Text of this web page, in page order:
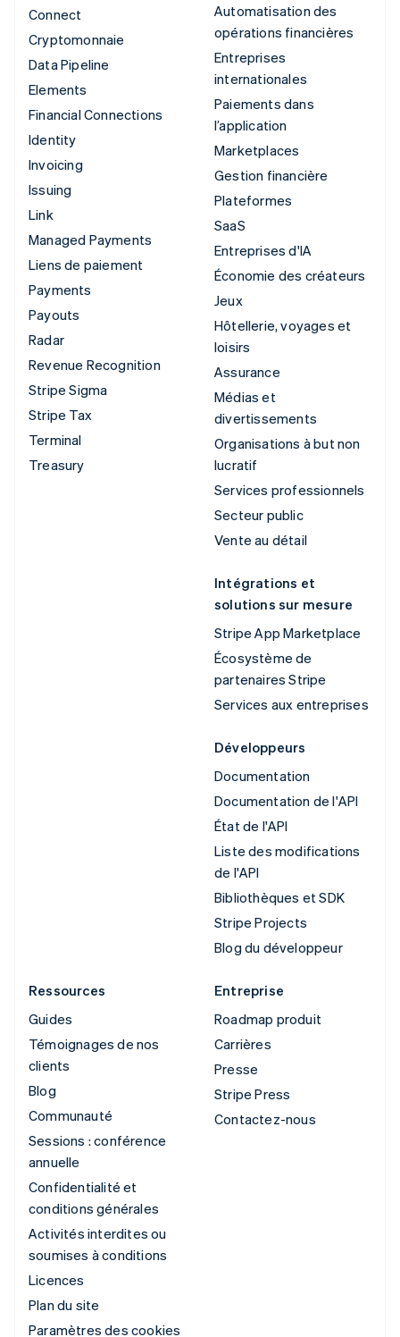
Connect
Cryptomonnaie
Data Pipeline
Elements
Financial Connections
Identity
Invoicing
Issuing
Link
Managed Payments
Liens de paiement
Payments
Payouts
Radar
Revenue Recognition
Stripe Sigma
Stripe Tax
Terminal
Treasury
Automatisation des
opérations financières
Entreprises
internationales
Paiements dans
l’application
Marketplaces
Gestion financière
Plateformes
SaaS
Entreprises d'IA
Économie des créateurs
Jeux
Hôtellerie, voyages et
loisirs
Assurance
Médias et
divertissements
Organisations à but non
lucratif
Services professionnels
Secteur public
Vente au détail
Intégrations et
solutions sur mesure
Stripe App Marketplace
Écosystème de
partenaires Stripe
Services aux entreprises
Développeurs
Documentation
Documentation de l'API
État de l'API
Liste des modifications
de l'API
Bibliothèques et SDK
Stripe Projects
Blog du développeur
Ressources
Guides
Témoignages de nos
clients
Blog
Communauté
Sessions : conférence
annuelle
Confidentialité et
conditions générales
Activités interdites ou
soumises à conditions
Licences
Plan du site
Paramètres des cookies
Entreprise
Roadmap produit
Carrières
Presse
Stripe Press
Contactez-nous